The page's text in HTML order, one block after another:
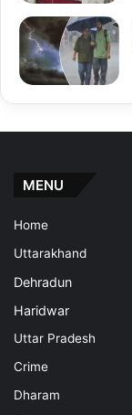
MENU
Home
Uttarakhand
Dehradun
Haridwar
Uttar Pradesh
Crime
Dharam